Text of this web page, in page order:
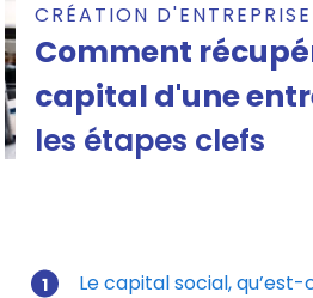
CRÉATION D'ENTREPRISE
Comment
capital d'une
les étapes clefs
Le capital social, qu’est-